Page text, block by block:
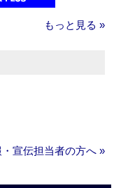
もっと見る »
・宣伝担当者の方へ »